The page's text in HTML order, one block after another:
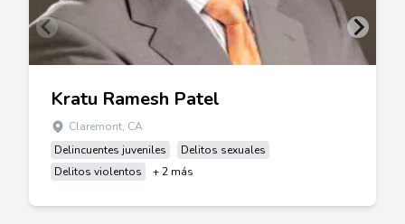
Kratu Ramesh Patel
Claremont, CA
Delincuentes juveniles
Delitos sexuales
Delitos violentos
+ 2 más